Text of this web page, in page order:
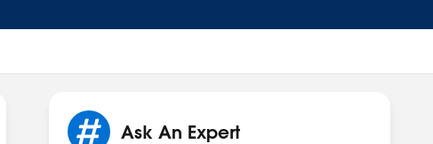
Ask An Expert